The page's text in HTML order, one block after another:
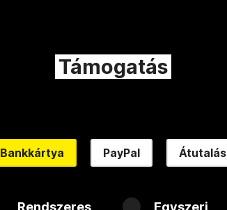
Támogatás
Bankkártya PayPal Átutalás
Rendszeres Egyszeri